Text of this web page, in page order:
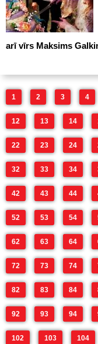
arī vīrs Maksims
1 2 3 4
12 13 14
22 23 24
32 33 34
42 43 44
52 53 54
62 63 64
72 73 74
82 83 84
92 93 94
102 103 104